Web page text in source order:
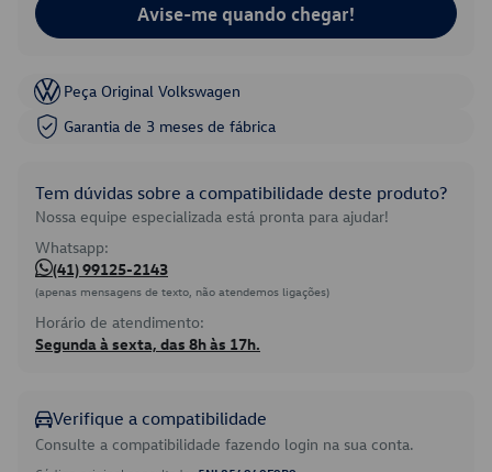
Avise-me quando chegar!
Peça Original Volkswagen
Garantia de 3 meses de fábrica
Tem dúvidas sobre a compatibilidade deste produto?
Nossa equipe especializada está pronta para ajudar!
Whatsapp:
(41) 99125-2143
(apenas mensagens de texto, não atendemos ligações)
Horário de atendimento:
Segunda à sexta, das 8h às 17h.
Verifique a compatibilidade
Consulte a compatibilidade fazendo login na sua conta.